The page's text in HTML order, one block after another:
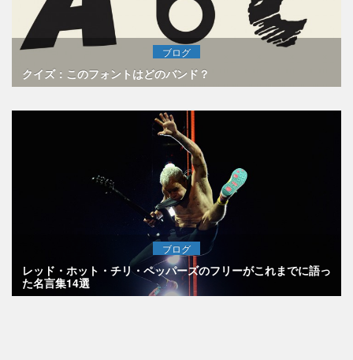
ブログ
クイズ：このフォントはどのバンド？
ブログ
レッド・ホット・チリ・ペッパーズのフリーがこれまでに語っ
た名言集14選